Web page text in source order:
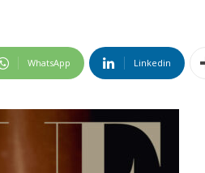
WhatsApp Linkedin